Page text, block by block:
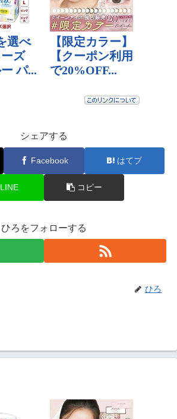
シェアする
Facebook はてブ
LINE コピー
ひろをフォローする
ひろ